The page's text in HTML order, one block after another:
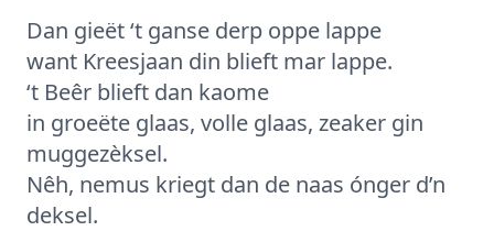
Dan gieët ‘t ganse derp oppe lappe
want Kreesjaan din blieft mar lappe.
‘t Beêr blieft dan kaome
in groeëte glaas, volle glaas, zeaker gin
muggezèksel.
Nêh, nemus kriegt dan de naas ónger d’n
deksel.